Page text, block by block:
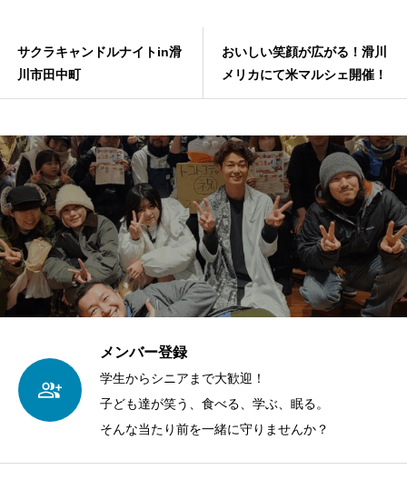
サクラキャンドルナイトin滑
川市田中町
おいしい笑顔が広がる！滑川
メリカにて米マルシェ開催！
メンバー登録
学生からシニアまで大歓迎！
子ども達が笑う、食べる、学ぶ、眠る。
そんな当たり前を一緒に守りませんか？